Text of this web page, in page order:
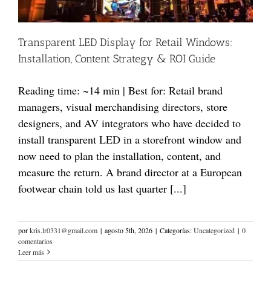
Transparent LED Display for Retail Windows:
Installation, Content Strategy & ROI Guide
Reading time: ~14 min | Best for: Retail brand
managers, visual merchandising directors, store
designers, and AV integrators who have decided to
install transparent LED in a storefront window and
now need to plan the installation, content, and
measure the return. A brand director at a European
footwear chain told us last quarter [...]
porkris.lr0331@gmail.com | agosto 5th, 2026 | Categorías:Uncategorized | 0
comentarios
Leer más